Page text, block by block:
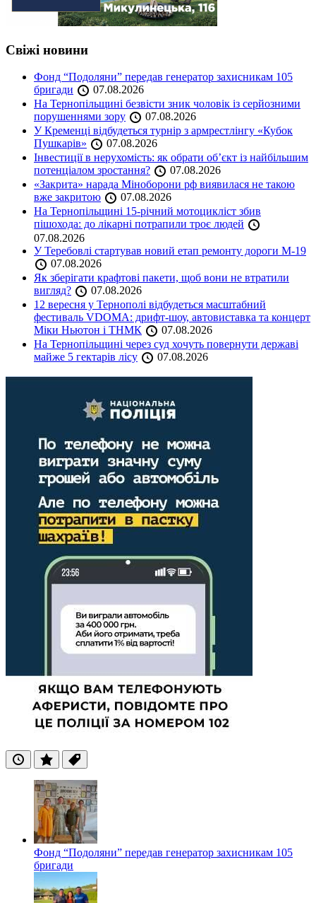
Свіжі новини
Фонд “Подоляни” передав генератор захисникам 105
бригади
07.08.2026
На Тернопільщині безвісти зник чоловік із серйозними
порушеннями зору
07.08.2026
У Кременці відбудеться турнір з армрестлінгу «Кубок
Пушкарів»
07.08.2026
Інвестиції в нерухомість: як обрати об’єкт із найбільшим
потенціалом зростання?
07.08.2026
«Закрита» нарада Міноборони рф виявилася не такою
вже закритою
07.08.2026
На Тернопільщині 15-річний мотоцикліст збив
пішохода: до лікарні потрапили троє людей
07.08.2026
У Теребовлі стартував новий етап ремонту дороги М-19
07.08.2026
Як зберігати крафтові пакети, щоб вони не втратили
вигляд?
07.08.2026
12 вересня у Тернополі відбудеться масштабний
фестиваль VDOMA: дрифт-шоу, автовиставка та концерт
Міки Ньютон і ТНМК
07.08.2026
На Тернопільщині через суд хочуть повернути державі
майже 5 гектарів лісу
07.08.2026
ОстанніПопулярні
Теги
Фонд “Подоляни” передав генератор захисникам 105
бригади